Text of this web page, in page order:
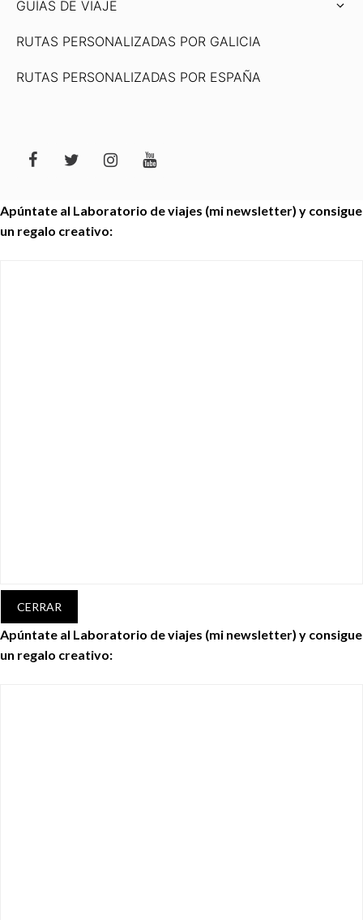
GUÍAS DE VIAJE
RUTAS PERSONALIZADAS POR GALICIA
RUTAS PERSONALIZADAS POR ESPAÑA
Apúntate al Laboratorio de viajes (mi newsletter) y consigue
un regalo creativo:
CERRAR
Apúntate al Laboratorio de viajes (mi newsletter) y consigue
un regalo creativo: